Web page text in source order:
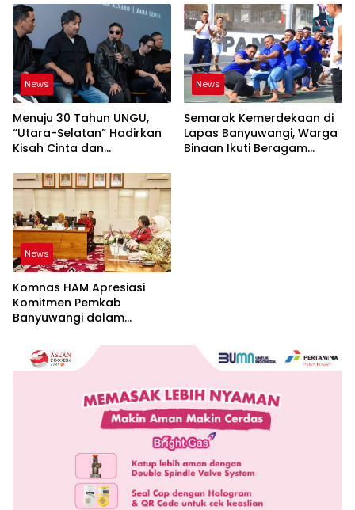
News
Menuju 30 Tahun UNGU,
“Utara-Selatan” Hadirkan
Kisah Cinta dan
News
Semarak Kemerdekaan di
Lapas Banyuwangi, Warga
Binaan Ikuti Beragam
News
Komnas HAM Apresiasi
Komitmen Pemkab
Banyuwangi dalam
Hak Asasi Manusia